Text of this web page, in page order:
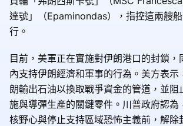
達號」（Epaminondas），指控這兩艘
行。
目前，美軍正在實施對伊朗港口的封鎖，
內支持伊朗經濟和軍事的行為。美方表示
朗輸出石油以換取戰爭資金的管道，並阻
施與導彈生產的關鍵零件。川普政府認為
核野心與停止支持區域恐怖主義前，解除